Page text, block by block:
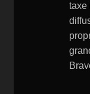
taxe